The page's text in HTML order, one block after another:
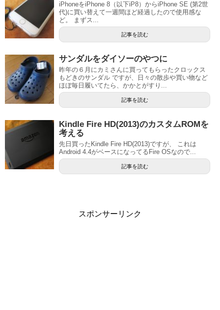
iPhoneをiPhone 8（以下iP8）からiPhone SE (第2世
代)に買い替えて一週間ほど経過したので使用感な
ど。 まずス...
記事を読む
サンダルをダイソーのやつに
昨年の６月にカミさんに買ってもらったクロックス
もどきのサンダル ですが、日々の散歩や買い物など
ほぼ毎日履いてたら、かかとがすり...
記事を読む
Kindle Fire HD(2013)のカスタムROMを
考える
先日買ったKindle Fire HD(2013)ですが、 これは
Android 4.4がベースになってるFire OSなので...
記事を読む
スポンサーリンク